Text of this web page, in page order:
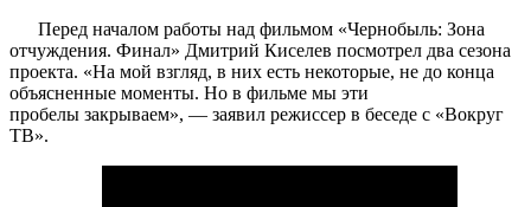
Перед началом работы над фильмом «Чернобыль: Зона
отчуждения. Финал» Дмитрий Киселев посмотрел два сезона
проекта. «На мой взгляд, в них есть некоторые, не до конца
объясненные моменты. Но в фильме мы эти
пробелы закрываем», — заявил режиссер в беседе с «Вокруг
ТВ».